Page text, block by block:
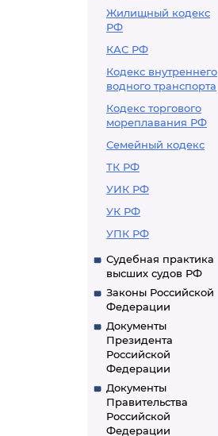
Жилищный кодекс
РФ
КАС РФ
Кодекс внутреннего
водного транспорта
Кодекс торгового
мореплавания РФ
Семейный кодекс
ТК РФ
УИК РФ
УК РФ
УПК РФ
Судебная практика
высших судов РФ
Законы Российской
Федерации
Документы
Президента
Российской
Федерации
Документы
Правительства
Российской
Федерации